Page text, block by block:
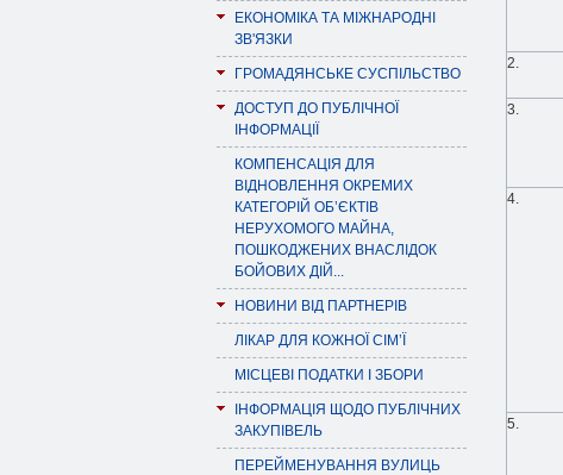
ЕКОНОМІКА ТА МІЖНАРОДНІ
ЗВ'ЯЗКИ
ГРОМАДЯНСЬКЕ СУСПІЛЬСТВО
ДОСТУП ДО ПУБЛІЧНОЇ
ІНФОРМАЦІЇ
КОМПЕНСАЦІЯ ДЛЯ
ВІДНОВЛЕННЯ ОКРЕМИХ
КАТЕГОРІЙ ОБ’ЄКТІВ
НЕРУХОМОГО МАЙНА,
ПОШКОДЖЕНИХ ВНАСЛІДОК
БОЙОВИХ ДІЙ...
НОВИНИ ВІД ПАРТНЕРІВ
ЛІКАР ДЛЯ КОЖНОЇ СІМ’Ї
МІСЦЕВІ ПОДАТКИ І ЗБОРИ
ІНФОРМАЦІЯ ЩОДО ПУБЛІЧНИХ
ЗАКУПІВЕЛЬ
ПЕРЕЙМЕНУВАННЯ ВУЛИЦЬ
2.
3.
4.
5.